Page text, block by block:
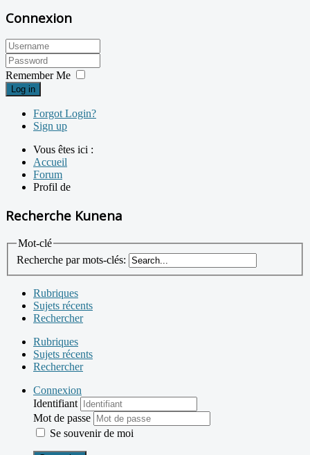
Connexion
Remember Me
Log in
Forgot Login?
Sign up
Vous êtes ici :
Accueil
Forum
Profil de
Recherche Kunena
Mot-clé
Recherche par mots-clés:
Rubriques
Sujets récents
Rechercher
Rubriques
Sujets récents
Rechercher
Connexion
Identifiant
Mot de passe
Se souvenir de moi